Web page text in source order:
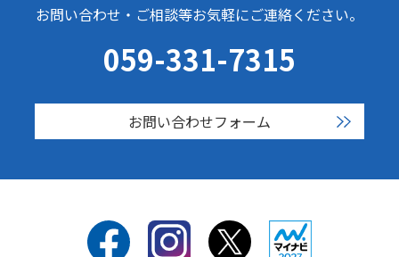
お問い合わせ・ご相談等お気軽にご連絡ください。
059-331-7315
お問い合わせフォーム